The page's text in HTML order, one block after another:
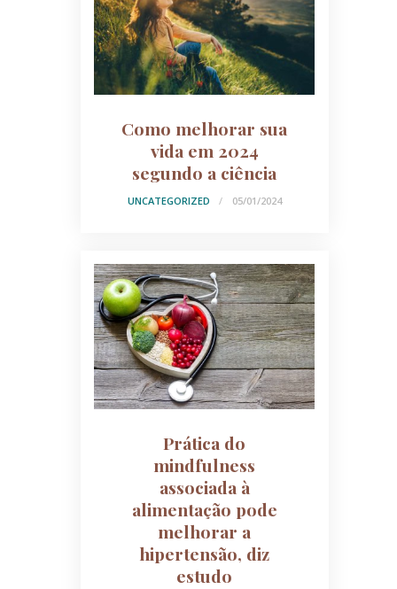
Como melhorar sua
vida em 2024
segundo a ciência
UNCATEGORIZED 05/01/2024
Prática do
mindfulness
associada à
alimentação pode
melhorar a
hipertensão, diz
estudo